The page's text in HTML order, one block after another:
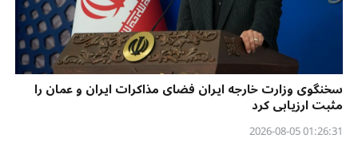
سخنگوی وزارت خارجه ایران فضای مذاکرات ایران و عمان را
مثبت ارزیابی کرد
01:26:31 2026-08-05